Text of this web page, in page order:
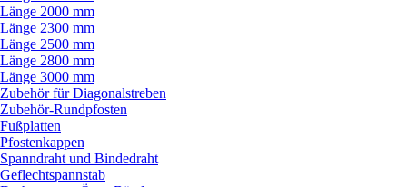
Länge 2000 mm
Länge 2300 mm
Länge 2500 mm
Länge 2800 mm
Länge 3000 mm
Zubehör für Diagonalstreben
Zubehör-Rundpfosten
Fußplatten
Pfostenkappen
Spanndraht und Bindedraht
Geflechtspannstab